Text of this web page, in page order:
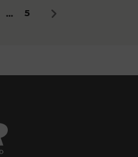
... 5 Nächstes